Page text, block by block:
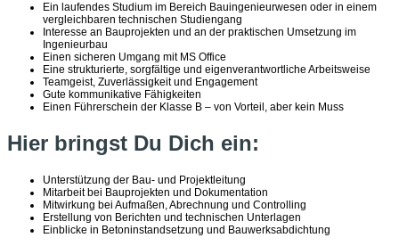
Ein laufendes Studium im Bereich Bauingenieurwesen oder in einem
vergleichbaren technischen Studiengang
Interesse an Bauprojekten und an der praktischen Umsetzung im
Ingenieurbau
Einen sicheren Umgang mit MS Office
Eine strukturierte, sorgfältige und eigenverantwortliche Arbeitsweise
Teamgeist, Zuverlässigkeit und Engagement
Gute kommunikative Fähigkeiten
Einen Führerschein der Klasse B – von Vorteil, aber kein Muss
Hier bringst Du Dich ein:
Unterstützung der Bau- und Projektleitung
Mitarbeit bei Bauprojekten und Dokumentation
Mitwirkung bei Aufmaßen, Abrechnung und Controlling
Erstellung von Berichten und technischen Unterlagen
Einblicke in Betoninstandsetzung und Bauwerksabdichtung